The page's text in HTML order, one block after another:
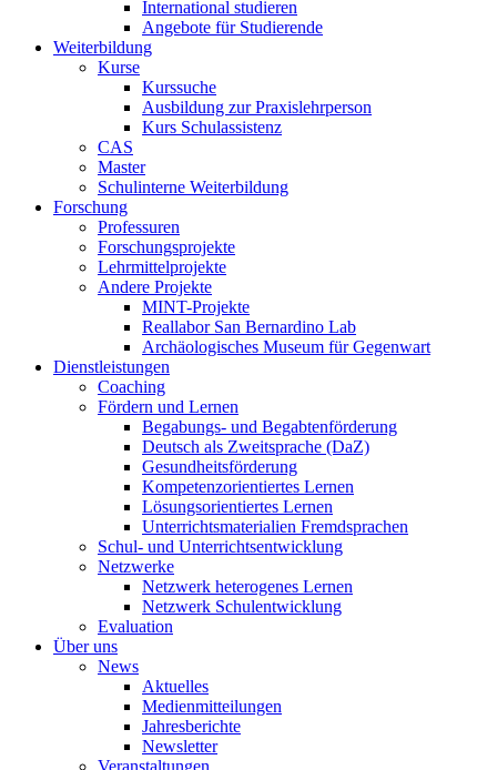
International studieren
Angebote für Studierende
Weiterbildung
Kurse
Kurssuche
Ausbildung zur Praxislehrperson
Kurs Schulassistenz
CAS
Master
Schulinterne Weiterbildung
Forschung
Professuren
Forschungsprojekte
Lehrmittelprojekte
Andere Projekte
MINT-Projekte
Reallabor San Bernardino Lab
Archäologisches Museum für Gegenwart
Dienstleistungen
Coaching
Fördern und Lernen
Begabungs- und Begabtenförderung
Deutsch als Zweitsprache (DaZ)
Gesundheitsförderung
Kompetenzorientiertes Lernen
Lösungsorientiertes Lernen
Unterrichtsmaterialien Fremdsprachen
Schul- und Unterrichtsentwicklung
Netzwerke
Netzwerk heterogenes Lernen
Netzwerk Schulentwicklung
Evaluation
Über uns
News
Aktuelles
Medienmitteilungen
Jahresberichte
Newsletter